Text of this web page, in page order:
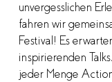
unvergesslichen
fahren wir
Festival! Es
inspirierenden
jeder Menge